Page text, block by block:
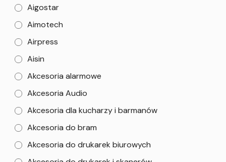
Aigostar
Aimotech
Airpress
Aisin
Akcesoria alarmowe
Akcesoria Audio
Akcesoria dla kucharzy i barmanów
Akcesoria do bram
Akcesoria do drukarek biurowych